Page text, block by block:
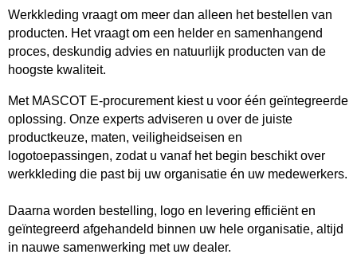
Werkkleding vraagt om meer dan alleen het bestellen van
producten. Het vraagt om een helder en samenhangend
proces, deskundig advies en natuurlijk producten van de
hoogste kwaliteit.
Met MASCOT E-procurement kiest u voor één geïntegreerde
oplossing. Onze experts adviseren u over de juiste
productkeuze, maten, veiligheidseisen en
logotoepassingen, zodat u vanaf het begin beschikt over
werkkleding die past bij uw organisatie én uw medewerkers.
Daarna worden bestelling, logo en levering efficiënt en
geïntegreerd afgehandeld binnen uw hele organisatie, altijd
in nauwe samenwerking met uw dealer.